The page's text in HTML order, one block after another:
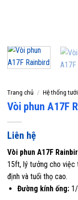
Trang chủ / Hệ thống tưới
Vòi phun A17F
Liên hệ
Vòi phun A17F
15ft, lý tưởng cho việc
định và tuổi thọ cao.
Đường kính ống:1/